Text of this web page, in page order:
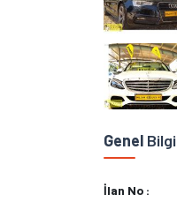
Genel
İlan No